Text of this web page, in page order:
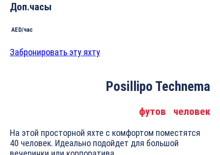
Доп.часы
AED/час
Забронировать эту яхту
Posillipo Technema
футов человек
На этой просторной яхте с комфортом поместятся
40 человек. Идеально подойдет для большой